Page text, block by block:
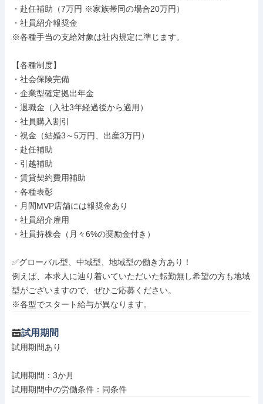
・赴任補助（7万円 ※家族帯同の場合20万円）
・社員紹介報奨金
※各種手当の支給対象は社内規定に準じます。
【各種制度】
・社会保険完備
・企業型確定拠出年金
・退職金（入社3年経過後から適用）
・社員購入割引
・祝金（結婚3～5万円、出産3万円）
・赴任補助
・引越補助
・賃貸契約費用補助
・各種表彰
・月間MVP店舗には報奨金あり
・社員紹介雇用
・社員持株会（月々6%の奨励金付き）
✅グローバル型、中域型、地域型の働き方あり！
例えば、本求人に辿り着いていただいた転勤無し希望の方も地域
型がございますので、ぜひご応募ください。
※各型でスタート給与が異なります。
試用期間
試用期間あり
試用期間：3か月
試用期間中の労働条件：同条件